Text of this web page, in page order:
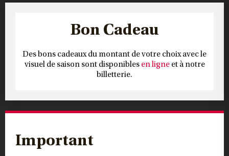
Bon Cadeau
Des bons cadeaux du montant de votre choix avec le
visuel de saison sont disponibles en ligneet à notre
billetterie.
Important